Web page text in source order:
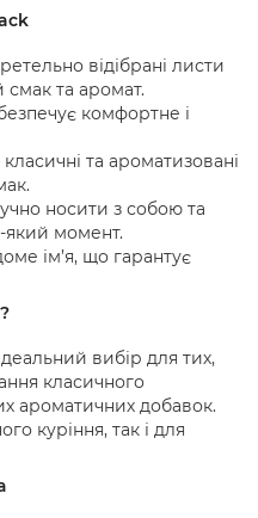
відібрані листи
та аромат.
комфортне і
класичні та ароматизовані
носити з собою та
який момент.
ім’я, що гарантує
вибір для тих,
класичного
ароматичних добавок.
куріння, так і для